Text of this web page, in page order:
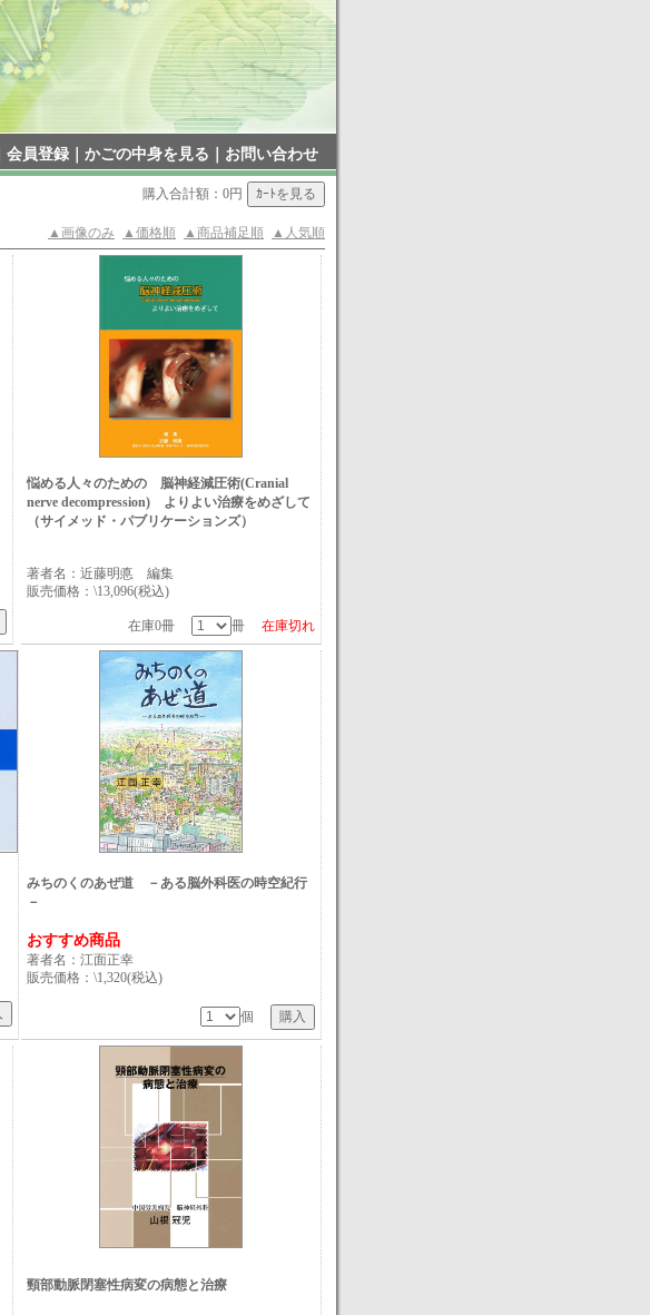
会員登録｜ かごの中身を見る お問い合わせ
購入合計額：0円
▲画像のみ ▲価格順 ▲商品補足順 ▲人気順
悩める人々のための 脳神経減圧術(Cranial
nerve decompression) よりよい治療をめざして
（サイメッド・パブリケーションズ）
著者名：近藤明悳 編集
販売価格：\13,096(税込)
在庫0冊 冊 在庫切れ
みちのくのあぜ道 －ある脳外科医の時空紀行
－
おすすめ商品
著者名：江面正幸
販売価格：\1,320(税込)
個
頸部動脈閉塞性病変の病態と治療